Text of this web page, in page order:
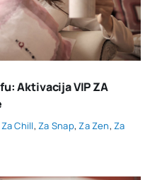
Aktivacija VIP ZA
Za Chill,Za Snap,Za Zen,Za